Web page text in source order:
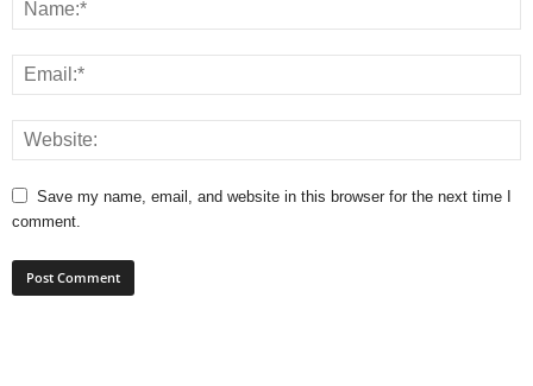
Save my name, email, and website in this browser for the next time I
comment.